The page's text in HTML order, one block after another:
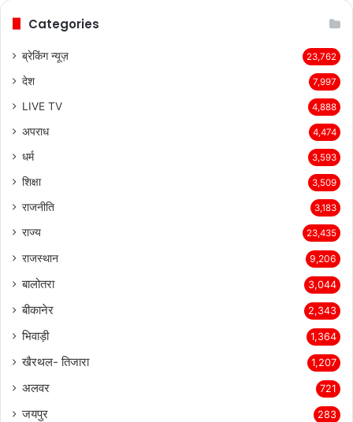
Categories
ब्रेकिंग न्यूज़ 23,762
देश 7,997
LIVE TV 4,888
अपराध 4,474
धर्म 3,593
शिक्षा 3,509
राजनीति 3,183
राज्य 23,435
राजस्थान 9,206
बालोतरा 3,044
बीकानेर 2,343
भिवाड़ी 1,364
खैरथल- तिजारा 1,207
अलवर 721
जयपुर 283